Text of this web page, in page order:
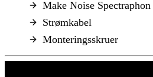
Make Noise
Strømkabel
Monteringsskruer